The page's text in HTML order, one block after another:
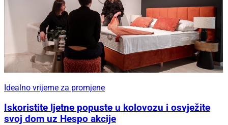
Idealno vrijeme za promjene
Iskoristite ljetne popuste u kolovozu i osvježite
svoj dom uz Hespo akcije